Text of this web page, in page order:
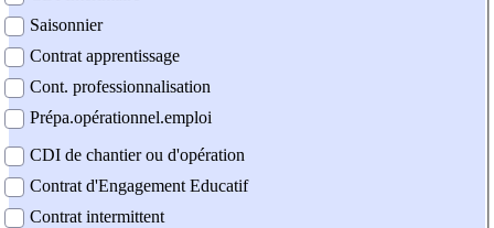
Saisonnier
Contrat apprentissage
Cont. professionnalisation
Prépa.opérationnel.emploi
CDI de chantier ou d'opération
Contrat d'Engagement Educatif
Contrat intermittent